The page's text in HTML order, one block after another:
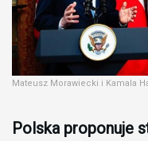
Mateusz Morawiecki i Kamala
Polska proponuje